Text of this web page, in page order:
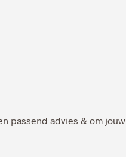
passend advies & om jouw